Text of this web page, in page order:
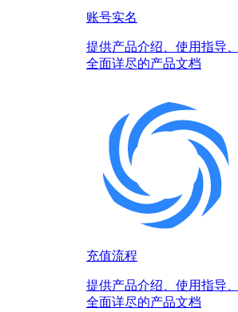
账号实名
提供产品介绍、使用指导
全面详尽的产品文档
充值流程
提供产品介绍、使用指导
全面详尽的产品文档